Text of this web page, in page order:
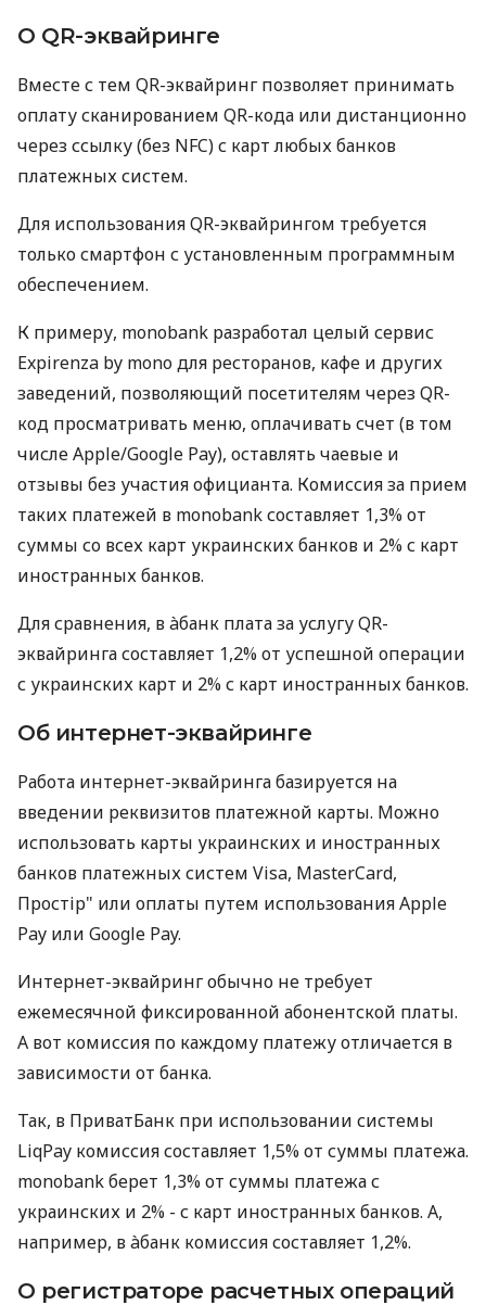
О QR-эквайринге
Вместе с тем QR-эквайринг позволяет принимать
оплату сканированием QR-кода или дистанционно
через ссылку (без NFC) с карт любых банков
платежных систем.
Для использования QR-эквайрингом требуется
только смартфон с установленным программным
обеспечением.
К примеру, monobank разработал целый сервис
Expirenza by mono для ресторанов, кафе и других
заведений, позволяющий посетителям через QR-
код просматривать меню, оплачивать счет (в том
числе Apple/Google Pay), оставлять чаевые и
отзывы без участия официанта. Комиссия за прием
таких платежей в monobank составляет 1,3% от
суммы со всех карт украинских банков и 2% с карт
иностранных банков.
Для сравнения, в àбанк плата за услугу QR-
эквайринга составляет 1,2% от успешной операции
с украинских карт и 2% с карт иностранных банков.
Об интернет-эквайринге
Работа интернет-эквайринга базируется на
введении реквизитов платежной карты. Можно
использовать карты украинских и иностранных
банков платежных систем Visa, MasterCard,
Простір" или оплаты путем использования Apple
Pay или Google Pay.
Интернет-эквайринг обычно не требует
ежемесячной фиксированной абонентской платы.
А вот комиссия по каждому платежу отличается в
зависимости от банка.
Так, в ПриватБанк при использовании системы
LiqPay комиссия составляет 1,5% от суммы платежа.
monobank берет 1,3% от суммы платежа с
украинских и 2% - с карт иностранных банков. А,
например, в àбанк комиссия составляет 1,2%.
О регистраторе расчетных операций